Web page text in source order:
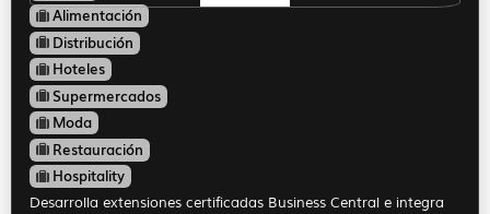
Alimentación
Distribución
Hoteles
Supermercados
Moda
Restauración
Hospitality
Desarrolla extensiones certificadas Business Central e integra